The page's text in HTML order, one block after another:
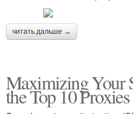
читать дальше →
Maximizing Your
the Top 10